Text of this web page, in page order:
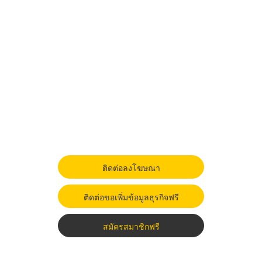
ติดต่อลงโฆษณา
ติดต่อขอเพิ่มข้อมูลธุรกิจฟรี
สมัครสมาชิกฟรี